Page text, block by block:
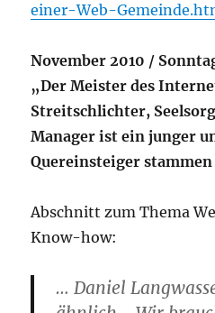
einer-Web-
November 2010 /
„Der Meister des
Streitschlichter,
Manager ist ein junger
Quereinsteiger
Abschnitt zum Thema
Know-how:
… Daniel